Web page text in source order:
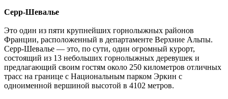
Серр-Шевалье
Это один из пяти крупнейших горнолыжных районов
Франции, расположенный в департаменте Верхние Альпы.
Серр-Шевалье — это, по сути, один огромный курорт,
состоящий из 13 небольших горнолыжных деревушек и
предлагающий своим гостям около 250 километров отличных
трасс на границе с Национальным парком Эркин с
одноименной вершиной высотой в 4102 метров.